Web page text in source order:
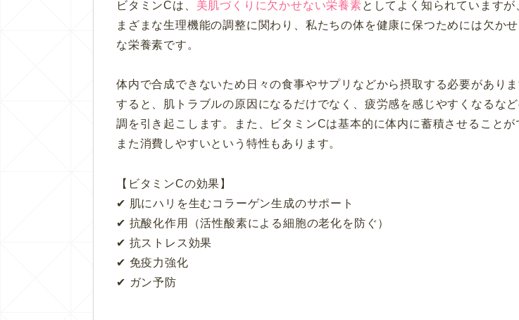
ビタミンCは、 美肌づくりに欠かせない栄養素としてよく知られていますが
まざまな生理機能の調整に関わり、私たちの体を健康に保つためには欠か
な栄養素です。
体内で合成できないため日々の食事やサプリなどから摂取する必要があり
すると、肌トラブルの原因になるだけでなく、疲労感を感じやすくなるな
調を引き起こします。また、ビタミンCは基本的に体内に蓄積させることが
また消費しやすいという特性もあります。
【ビタミンCの効果】
✔︎ 肌にハリを生むコラーゲン生成のサポート
✔︎ 抗酸化作用（活性酸素による細胞の老化を防ぐ）
✔︎ 抗ストレス効果
✔︎ 免疫力強化
✔︎ ガン予防